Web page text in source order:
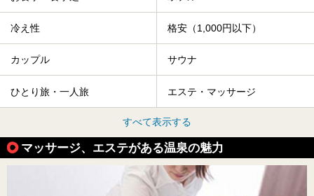
冷え性 格安（1,000円以下）
カップル サウナ
ひとり旅・一人旅 エステ・マッサージ
すべて表示する
マッサージ、エステがある温泉の魅力